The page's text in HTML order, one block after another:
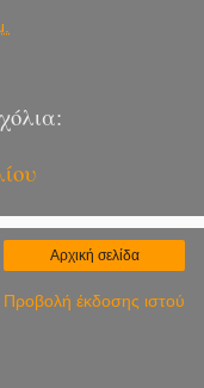
Αρχική σελίδα
Προβολή έκδοσης ιστού